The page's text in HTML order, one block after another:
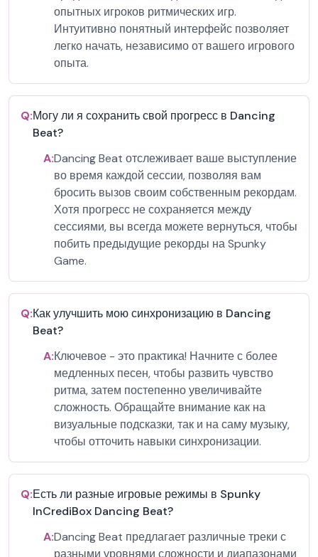
опытных игроков ритмических игр.
Интуитивно понятный интерфейс позволяет
легко начать, независимо от вашего игрового
опыта.
Q:Могу ли я сохранить свой прогресс в Dancing
Beat?
A:Dancing Beat отслеживает ваше выступление
во время каждой сессии, позволяя вам
бросить вызов своим собственным рекордам.
Хотя прогресс не сохраняется между
сессиями, вы всегда можете вернуться, чтобы
побить предыдущие рекорды на Spunky
Game.
Q:Как улучшить мою синхронизацию в Dancing
Beat?
A:Ключевое - это практика! Начните с более
медленных песен, чтобы развить чувство
ритма, затем постепенно увеличивайте
сложность. Обращайте внимание как на
визуальные подсказки, так и на саму музыку,
чтобы отточить навыки синхронизации.
Q:Есть ли разные игровые режимы в Spunky
InCrediBox Dancing Beat?
A:Dancing Beat предлагает различные треки с
разными уровнями сложности и диапазонами